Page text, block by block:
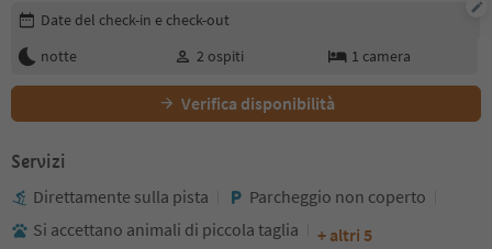
Modifica i dettagli della prenotazione
Date del check-in e check-out
notte
2 ospiti 1 camera
Verifica disponibilità
Servizi
Direttamente sulla pista
Parcheggio non coperto
Si accettano animali di piccola taglia
+ altri 5